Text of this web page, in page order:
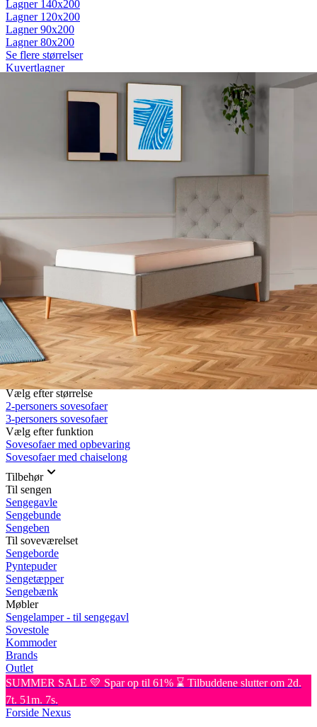
Lagner 140x200
Lagner 120x200
Lagner 90x200
Lagner 80x200
Se flere størrelser
Kuvertlagner
Kuvertlagner 140x200
Kuvertlagner 120x200
Faconlagner 180x200
Øvrige lagner
Flade lagner
Moltonlagner
Stræklagner
Splitlagner
Rullemadrasser
Rullemadrasser 180x200
Rullemadrasser 140x200
Rullemadrasser 120x200
Rullemadrasser 90x200
Se flere størrelser
Sovesofaer
Vælg efter størrelse
2-personers sovesofaer
3-personers sovesofaer
Vælg efter funktion
Sovesofaer med opbevaring
Sovesofaer med chaiselong
Tilbehør
Til sengen
Sengegavle
Sengebunde
Sengeben
Til soveværelset
Sengeborde
Pyntepuder
Sengetæpper
Sengebænk
Møbler
Sengelamper - til sengegavl
Sovestole
Kommoder
Brands
Outlet
SUMMER SALE 💛 Spar op til 61% ⌛ Tilbuddene slutter om 2d.
7t. 51m. 7s.
Forside Nexus